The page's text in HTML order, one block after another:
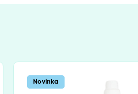
Novinka